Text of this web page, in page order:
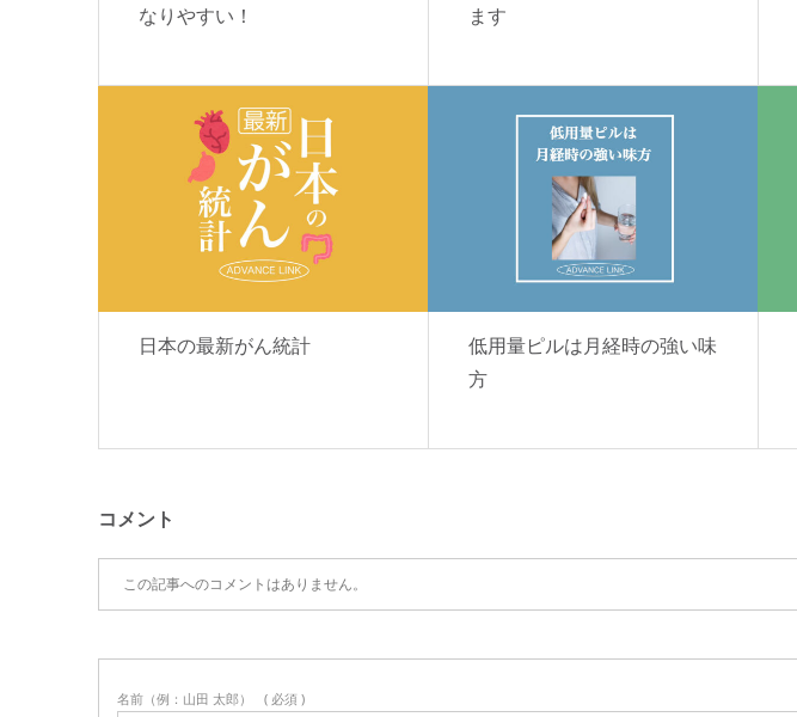
なりやすい！
ます
日本の最新がん統計
低用量ピルは月経時の強い味
方
コメント
この記事へのコメントはありません。
名前（例：山田 太郎） ( 必須 )